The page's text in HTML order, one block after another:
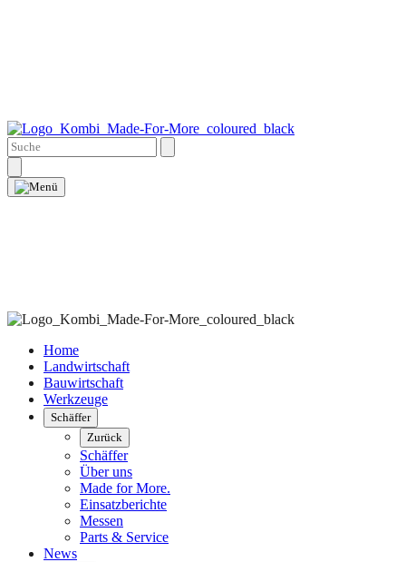
Home
Landwirtschaft
Bauwirtschaft
Werkzeuge
Schäffer
Zurück
Schäffer
Über uns
Made for More.
Einsatzberichte
Messen
Parts & Service
News